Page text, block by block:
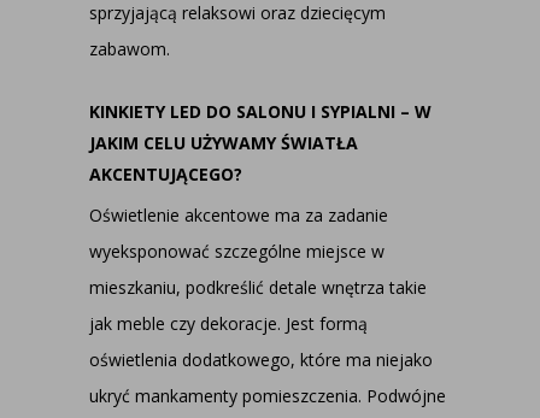
sprzyjającą relaksowi oraz dziecięcym
zabawom.
KINKIETY LED DO SALONU I SYPIALNI – W
JAKIM CELU UŻYWAMY ŚWIATŁA
AKCENTUJĄCEGO?
Oświetlenie akcentowe ma za zadanie
wyeksponować szczególne miejsce w
mieszkaniu, podkreślić detale wnętrza takie
jak meble czy dekoracje. Jest formą
oświetlenia dodatkowego, które ma niejako
ukryć mankamenty pomieszczenia. Podwójne